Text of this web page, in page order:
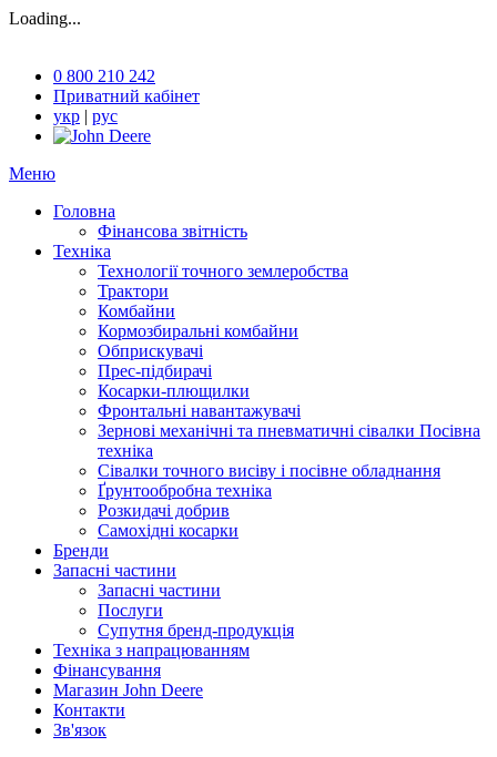
Loading...
0 800 210 242
Приватний кабінет
укр | рус
Меню
Головна
Фінансова звітність
Техніка
Технології точного землеробства
Трактори
Комбайни
Кормозбиральні комбайни
Обприскувачі
Прес-підбирачі
Косарки-плющилки
Фронтальні навантажувачі
Зернові механічні та пневматичні сівалки Посівна
техніка
Сівалки точного висіву і посівне обладнання
Ґрунтообробна техніка
Розкидачі добрив
Самохідні косарки
Бренди
Запасні частини
Запасні частини
Послуги
Супутня бренд-продукція
Техніка з напрацюванням
Фінансування
Магазин John Deere
Контакти
Зв'язок